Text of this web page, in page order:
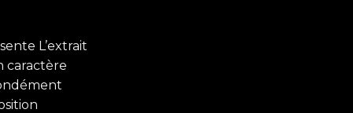
L’extrait
caractère